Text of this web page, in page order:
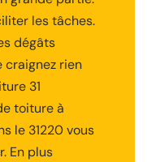
les tâches.
dégâts
craignez rien
31
toiture à
le 31220 vous
En plus